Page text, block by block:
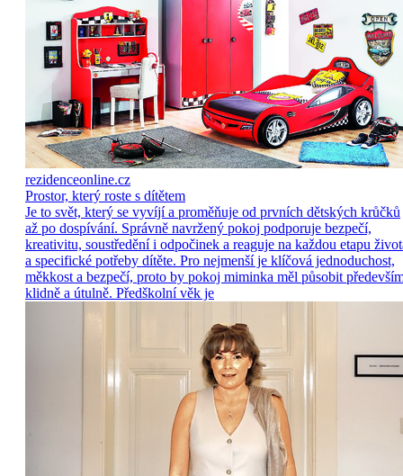
rezidenceonline.cz
Prostor, který roste s dítětem
Je to svět, který se vyvíjí a proměňuje od prvních dětských krůčků
až po dospívání. Správně navržený pokoj podporuje bezpečí,
kreativitu, soustředění i odpočinek a reaguje na každou etapu
a specifické potřeby dítěte. Pro nejmenší je klíčová jednoduchost,
měkkost a bezpečí, proto by pokoj miminka měl působit
klidně a útulně. Předškolní věk je